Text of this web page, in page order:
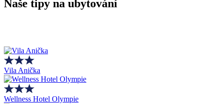
Naše tipy na ubytování
Vila Anička
Wellness Hotel Olympie